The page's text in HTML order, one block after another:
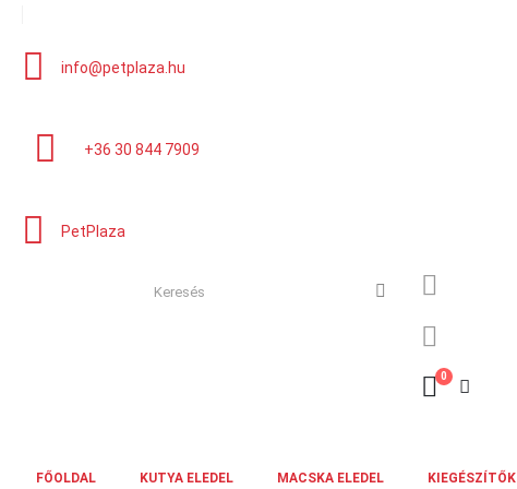
info@petplaza.hu
+36 30 844 7909
PetPlaza
0
FŐOLDAL KUTYA ELEDEL MACSKA ELEDEL KIEGÉSZÍTŐK